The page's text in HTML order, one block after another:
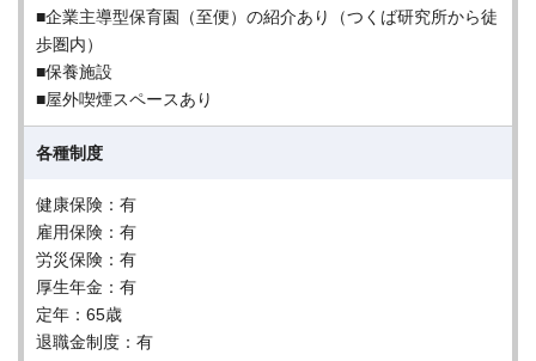
■企業主導型保育園（至便）の紹介あり（つくば研究所から徒
歩圏内）
■保養施設
■屋外喫煙スペースあり
各種制度
健康保険：有
雇用保険：有
労災保険：有
厚生年金：有
定年：65歳
退職金制度：有